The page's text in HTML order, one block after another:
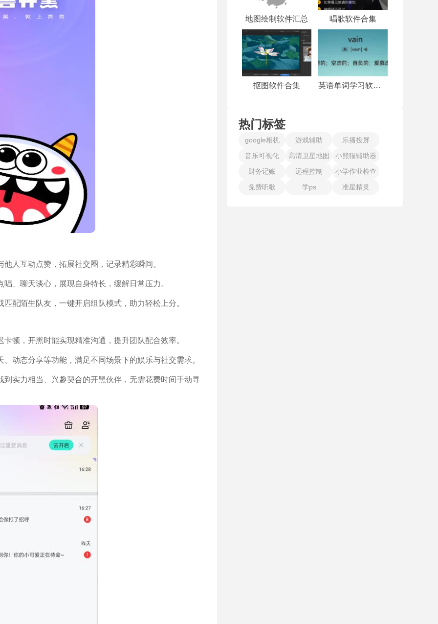
人互动点赞，拓展社交圈，记录精彩瞬间。
、聊天谈心，展现自身特长，缓解日常压力。
配陌生队友，一键开启组队模式，助力轻松上分。
顿，开黑时能实现精准沟通，提升团队配合效率。
动态分享等功能，满足不同场景下的娱乐与社交需求。
实力相当、兴趣契合的开黑伙伴，无需花费时间手动寻
地图绘制软件汇总 唱歌软件合集
抠图软件合集 英语单词学习软件合集
热门标签
google相机 游戏辅助
乐播投屏
音乐可视化
高清卫星地图
小熊猫辅助器
财务记账
远程控制
小学作业检查
免费听歌
学ps 准星精灵